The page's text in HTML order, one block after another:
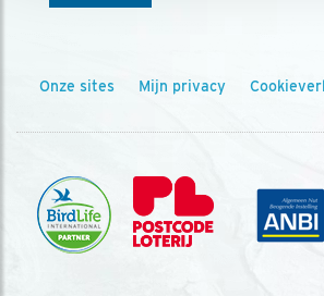
Onze sites Mijn privacy